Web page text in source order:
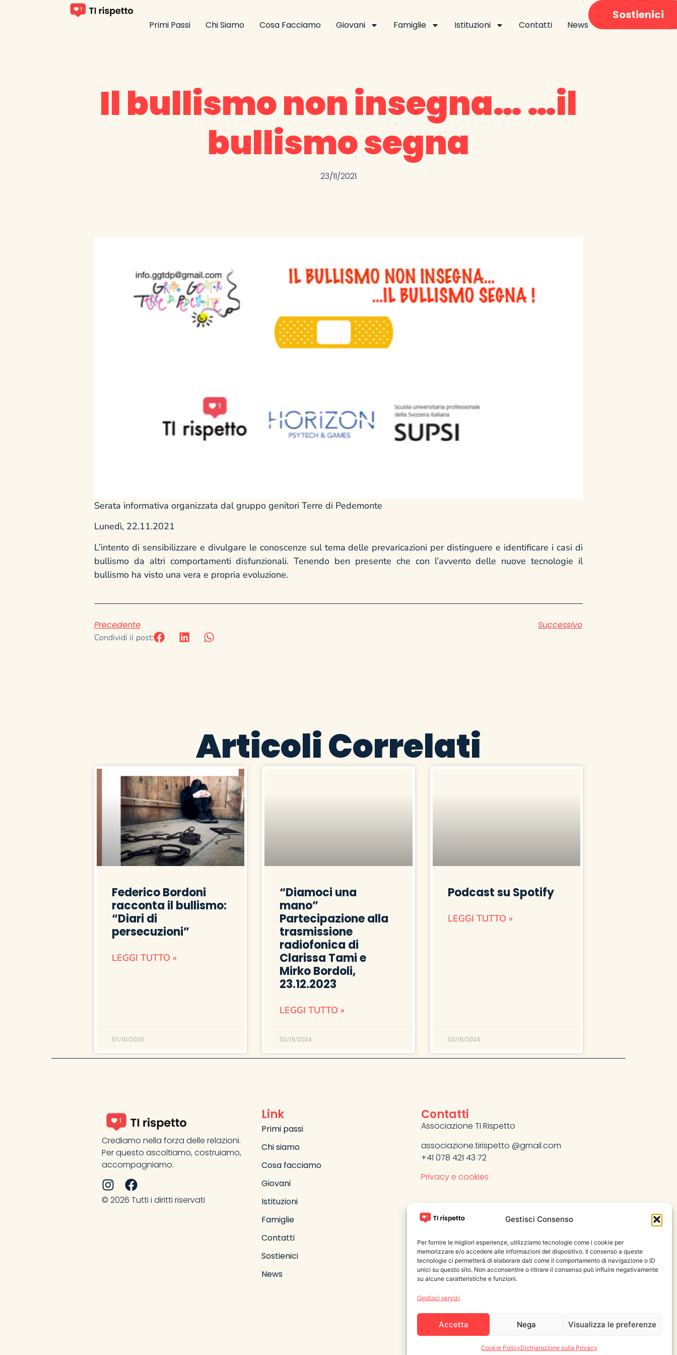
Gestisci Consenso
Per fornire le migliori esperienze, utilizziamo tecnologie come i cookie per
memorizzare e/o accedere alle informazioni del dispositivo. Il consenso a queste
tecnologie ci permetterà di elaborare dati come il comportamento di navigazione o ID
unici su questo sito. Non acconsentire o ritirare il consenso può influire negativamente
su alcune caratteristiche e funzioni.
Gestisci servizi
Accetta Nega Visualizza le preferenze
Cookie PolicyDichiarazione sulla Privacy
Primi Passi Chi Siamo Cosa Facciamo Giovani Famiglie Istituzioni Contatti News
Sostienici
Il bullismo non insegna… …il
bullismo segna
23/11/2021
Serata informativa organizzata dal gruppo genitori Terre di Pedemonte
Lunedì, 22.11.2021
L’intento di sensibilizzare e divulgare le conoscenze sul tema delle prevaricazioni per distinguere e identificare i casi di
bullismo da altri comportamenti disfunzionali. Tenendo ben presente che con l’avvento delle nuove tecnologie il
bullismo ha visto una vera e propria evoluzione.
Precedente Successivo
Condividi il post:
Articoli Correlati
Federico Bordoni
racconta il bullismo:
“Diari di
persecuzioni”
LEGGI TUTTO »
07/10/2025
“Diamoci una
mano”
Partecipazione alla
trasmissione
radiofonica di
Clarissa Tami e
Mirko Bordoli,
23.12.2023
LEGGI TUTTO »
02/19/2024
Podcast su Spotify
LEGGI TUTTO »
02/19/2024
Crediamo nella forza delle relazioni.
Per questo ascoltiamo, costruiamo,
accompagniamo.
© 2026 Tutti i diritti riservati
Link
Primi passi
Chi siamo
Cosa facciamo
Giovani
Istituzioni
Famiglie
Contatti
Sostienici
News
Contatti
Associazione TI Rispetto
associazione.tirispetto @gmail.com
+41 078 421 43 72
Privacy e cookies